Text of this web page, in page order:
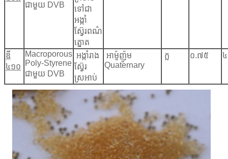
ជាមួយ DVB
ទៅជា
អង្កាំ
ស្វ៊ែរពណ៌
ត្នោត
ឌី
៤១០
Macroporous
Poly-Styrene
ជាមួយ DVB
អង្កាំរាង
ស្វ៊ែរ
ស្រអាប់
អាម៉ូញ៉ូម
Quaternary
ក្ល ០.៧៥